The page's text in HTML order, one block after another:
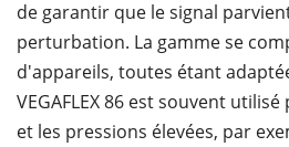
de garantir que le signal
perturbation. La gamme se
d'appareils, toutes étant
VEGAFLEX 86 est souvent
et les pressions élevées, par